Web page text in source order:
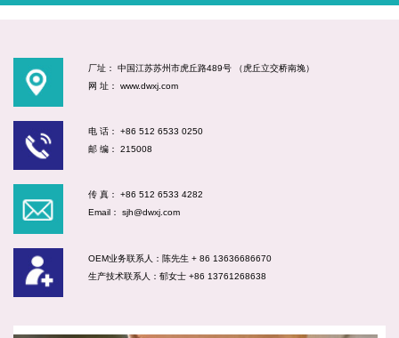
厂址： 中国江苏苏州市虎丘路489号 （虎丘立交桥南堍）
网 址： www.dwxj.com
电 话： +86 512 6533 0250
邮 编： 215008
传 真： +86 512 6533 4282
Email： sjh@dwxj.com
OEM业务联系人：陈先生 + 86 13636686670
生产技术联系人：郁女士 +86 13761268638